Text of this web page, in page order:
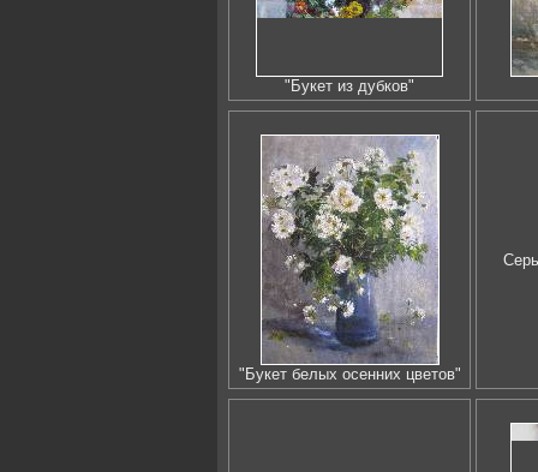
"Букет из дубков"
"Букет белых осенних цветов"